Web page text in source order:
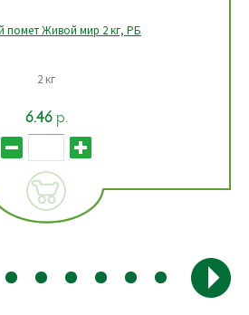
помет Живой мир 2 кг, РБ
2 кг
6.46р.